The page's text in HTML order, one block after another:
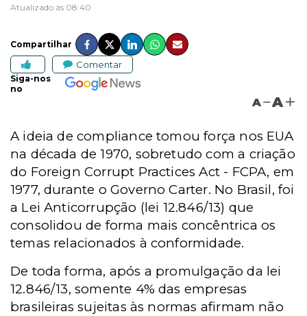
Atualizado às 08:40
Compartilhar
Comentar
Siga-nos
no
A A
A ideia de compliance tomou força nos EUA
na década de 1970, sobretudo com a criação
do Foreign Corrupt Practices Act - FCPA, em
1977, durante o Governo Carter. No Brasil, foi
a Lei Anticorrupção (lei 12.846/13) que
consolidou de forma mais concêntrica os
temas relacionados à conformidade.
De toda forma, após a promulgação da lei
12.846/13, somente 4% das empresas
brasileiras sujeitas às normas afirmam não